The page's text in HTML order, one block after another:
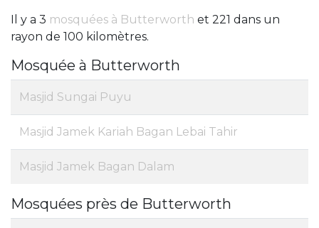
Il y a 3 mosquées à Butterworth et 221 dans un
rayon de 100 kilomètres.
Mosquée à Butterworth
Masjid Sungai Puyu
Masjid Jamek Kariah Bagan Lebai Tahir
Masjid Jamek Bagan Dalam
Mosquées près de Butterworth